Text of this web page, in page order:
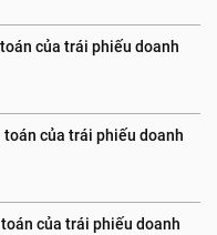
của trái phiếu doanh
toán của trái phiếu doanh
của trái phiếu doanh